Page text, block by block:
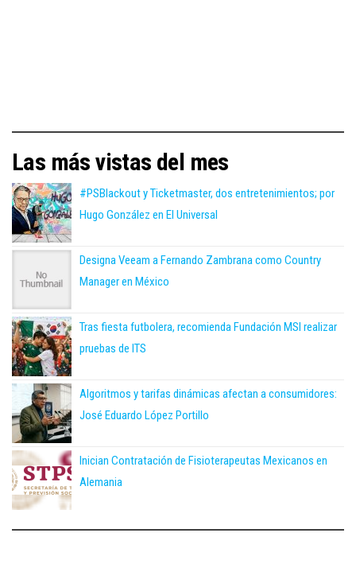
Las más vistas del mes
#PSBlackout y Ticketmaster, dos entretenimientos; por
Hugo González en El Universal
Designa Veeam a Fernando Zambrana como Country
Manager en México
Tras fiesta futbolera, recomienda Fundación MSI realizar
pruebas de ITS
Algoritmos y tarifas dinámicas afectan a consumidores:
José Eduardo López Portillo
Inician Contratación de Fisioterapeutas Mexicanos en
Alemania